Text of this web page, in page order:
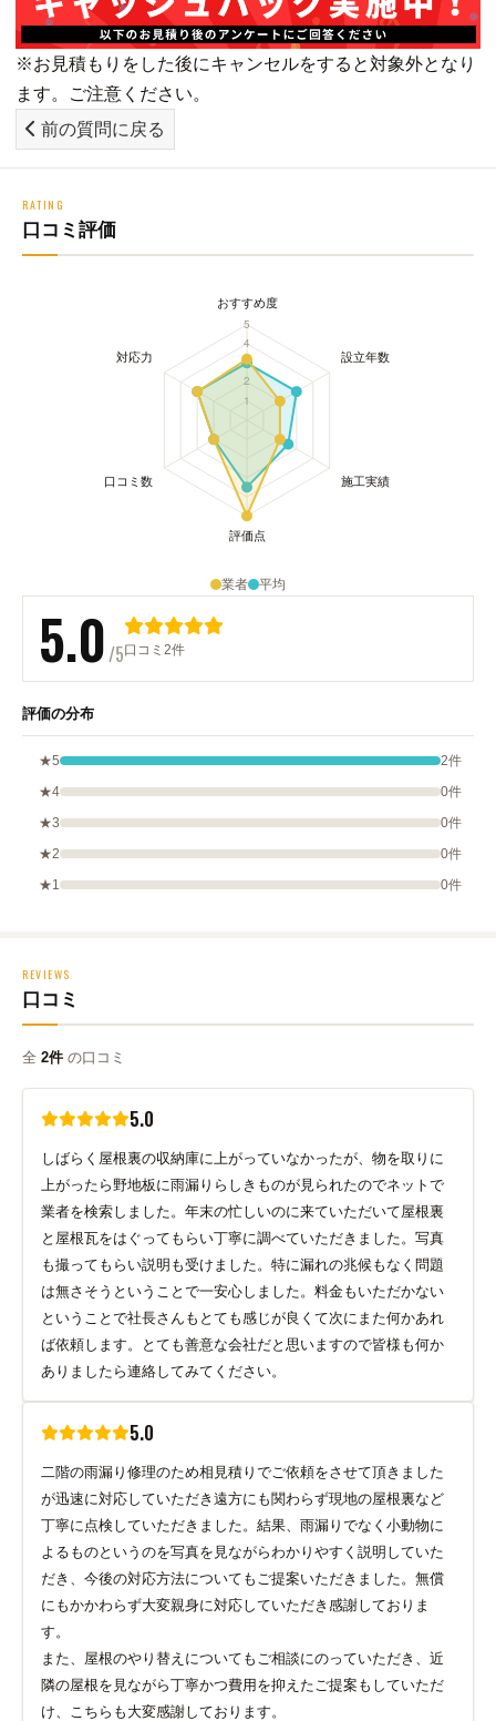
※お見積もりをした後にキャンセルをすると対象外となり
ます。ご注意ください。
前の質問に戻る
RATING
口コミ評価
業者 平均
5.0/5口コミ2件
評価の分布
★5
2件
★4
0件
★3
0件
★2
0件
★1
0件
REVIEWS
口コミ
全 2件 の口コミ
5.0
しばらく屋根裏の収納庫に上がっていなかったが、物を取りに
上がったら野地板に雨漏りらしきものが見られたのでネットで
業者を検索しました。年末の忙しいのに来ていただいて屋根裏
と屋根瓦をはぐってもらい丁寧に調べていただきました。写真
も撮ってもらい説明も受けました。特に漏れの兆候もなく問題
は無さそうということで一安心しました。料金もいただかない
ということで社長さんもとても感じが良くて次にまた何かあれ
ば依頼します。とても善意な会社だと思いますので皆様も何か
ありましたら連絡してみてください。
5.0
二階の雨漏り修理のため相見積りでご依頼をさせて頂きました
が迅速に対応していただき遠方にも関わらず現地の屋根裏など
丁寧に点検していただきました。結果、雨漏りでなく小動物に
よるものというのを写真を見ながらわかりやすく説明していた
だき、今後の対応方法についてもご提案いただきました。無償
にもかかわらず大変親身に対応していただき感謝しておりま
す。
また、屋根のやり替えについてもご相談にのっていただき、近
隣の屋根を見ながら丁寧かつ費用を抑えたご提案もしていただ
け、こちらも大変感謝しております。